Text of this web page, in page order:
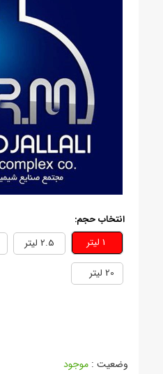
انتخاب حجم:
وضعیت : موجود